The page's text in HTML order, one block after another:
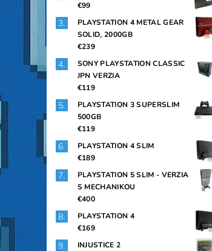
€99
PLAYSTATION 4 METAL GEAR
SOLID, 2000GB
€239
SONY PLAYSTATION CLASSIC
JPN VERZIA
€119
PLAYSTATION 3 SUPERSLIM
500GB
€119
PLAYSTATION 4 SLIM
€189
PLAYSTATION 5 SLIM - VERZIA
S MECHANIKOU
€400
PLAYSTATION 4
€169
INJUSTICE 2